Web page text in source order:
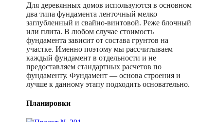
Для деревянных домов используются в основном
два типа фундамента ленточный мелко
заглубленный и свайно-винтовой. Реже блочный
или плита. В любом случае стоимость
фундамента зависит от состава грунтов на
участке. Именно поэтому мы рассчитываем
каждый фундамент в отдельности и не
предоставляем стандартных расчетов по
фундаменту. Фундамент — основа строения и
лучше к данному этапу подходить основательно.
Планировки